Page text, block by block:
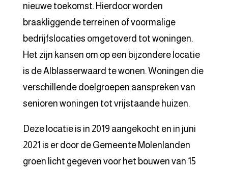
nieuwe toekomst. Hierdoor worden
braakliggende terreinen of voormalige
bedrijfslocaties omgetoverd tot woningen.
Het zijn kansen om op een bijzondere locatie
is de Alblasserwaard te wonen. Woningen die
verschillende doelgroepen aanspreken van
senioren woningen tot vrijstaande huizen.
Deze locatie is in 2019 aangekocht en in juni
2021 is er door de Gemeente Molenlanden
groen licht gegeven voor het bouwen van 15